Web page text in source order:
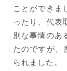
ことができま
ったり、代表
別な事情のあ
たのですが、
られました。